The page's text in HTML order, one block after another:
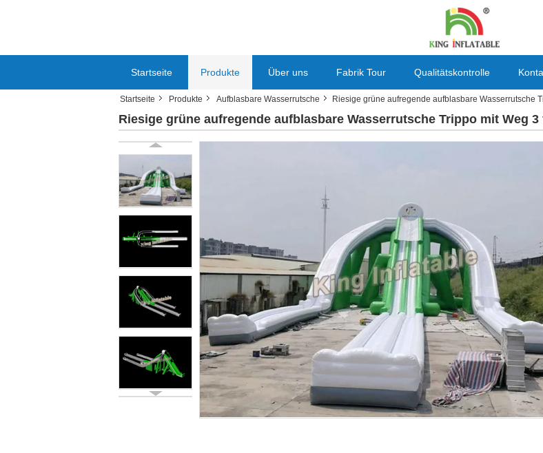
Startseite Produkte Über uns Fabrik Tour Qualitätskontrolle
Startseite Produkte Aufblasbare Wasserrutsche Riesige grüne aufregende aufblasbare Wasserrutsche
Riesige grüne aufregende aufblasbare Wasserrutsche Trippo mit Weg